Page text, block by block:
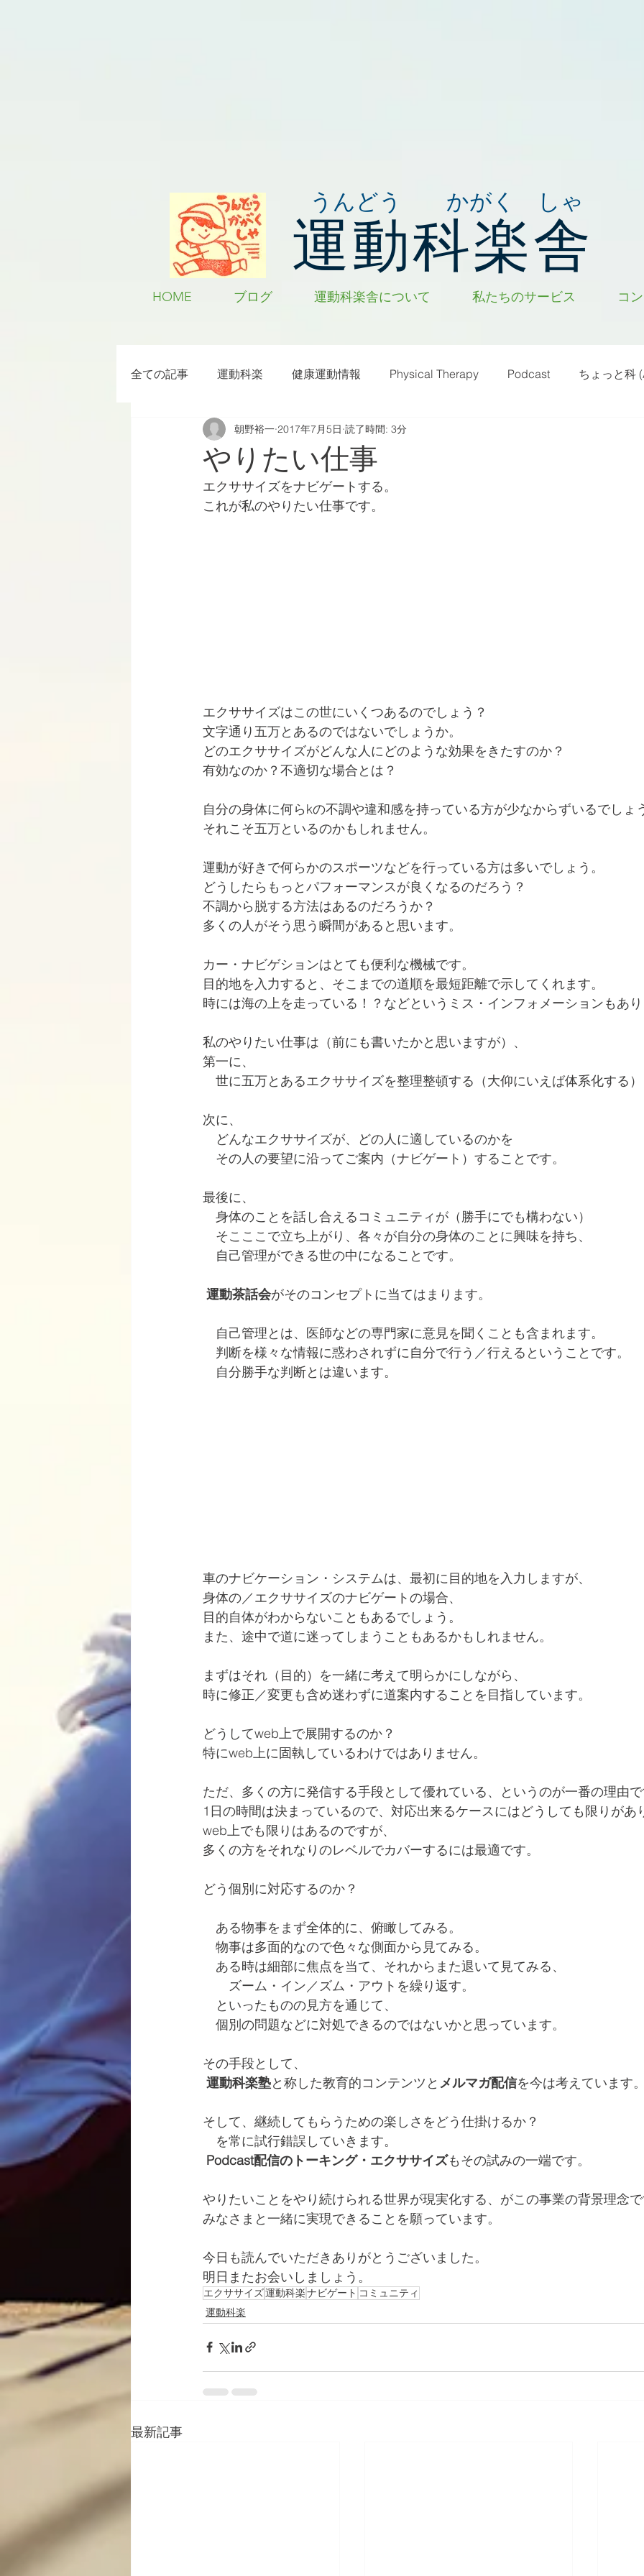
うんどう かがく しゃ
運動科楽舎
HOME ブログ 運動科楽舎について 私たちのサービス コ
全ての記事 運動科楽 健康運動情報 Physical Therapy Podcast ちょっと科
ちょっと楽 (Entertainment) な話 雑感その他
RWC2019 ラグビー カラダフリー
やりたい仕事
朝野裕一 2017年7月5日 読了時間: 3分
エクササイズをナビゲートする。
これが私のやりたい仕事です。
エクササイズはこの世にいくつあるのでしょう？
文字通り五万とあるのではないでしょうか。
どのエクササイズがどんな人にどのような効果をきたすのか？
有効なのか？不適切な場合とは？
自分の身体に何らkの不調や違和感を持っている方が少なからずいるでしょ
それこそ五万といるのかもしれません。
運動が好きで何らかのスポーツなどを行っている方は多いでしょう。
どうしたらもっとパフォーマンスが良くなるのだろう？
不調から脱する方法はあるのだろうか？
多くの人がそう思う瞬間があると思います。
カー・ナビゲションはとても便利な機械です。
目的地を入力すると、そこまでの道順を最短距離で示してくれます。
時には海の上を走っている！？などというミス・インフォメーションもあ
私のやりたい仕事は（前にも書いたかと思いますが）、
第一に、
世に五万とあるエクササイズを整理整頓する（大仰にいえば体系化する
次に、
どんなエクササイズが、どの人に適しているのかを
その人の要望に沿ってご案内（ナビゲート）することです。
最後に、
身体のことを話し合えるコミュニティが（勝手にでも構わない）
そこここで立ち上がり、各々が自分の身体のことに興味を持ち、
自己管理ができる世の中になることです。
運動茶話会がそのコンセプトに当てはまります。
自己管理とは、医師などの専門家に意見を聞くことも含まれます。
判断を様々な情報に惑わされずに自分で行う／行えるということです。
自分勝手な判断とは違います。
車のナビケーション・システムは、最初に目的地を入力しますが、
身体の／エクササイズのナビゲートの場合、
目的自体がわからないこともあるでしょう。
また、途中で道に迷ってしまうこともあるかもしれません。
まずはそれ（目的）を一緒に考えて明らかにしながら、
時に修正／変更も含め迷わずに道案内することを目指しています。
どうしてweb上で展開するのか？
特にweb上に固執しているわけではありません。
ただ、多くの方に発信する手段として優れている、というのが一番の理由
1日の時間は決まっているので、対応出来るケースにはどうしても限りがあ
web上でも限りはあるのですが、
多くの方をそれなりのレベルでカバーするには最適です。
どう個別に対応するのか？
ある物事をまず全体的に、俯瞰してみる。
物事は多面的なので色々な側面から見てみる。
ある時は細部に焦点を当て、それからまた退いて見てみる、
ズーム・イン／ズム・アウトを繰り返す。
といったものの見方を通じて、
個別の問題などに対処できるのではないかと思っています。
その手段として、
運動科楽塾と称した教育的コンテンツと メルマガ配信を今は考えています
そして、継続してもらうための楽しさをどう仕掛けるか？
を常に試行錯誤していきます。
Podcast配信のトーキング・エクササイズもその試みの一端です。
やりたいことをやり続けられる世界が現実化する、がこの事業の背景理念
みなさまと一緒に実現できることを願っています。
今日も読んでいただきありがとうございました。
明日またお会いしましょう。
エクササイズ運動科楽ナビゲート コミュニティ
運動科楽
最新記事